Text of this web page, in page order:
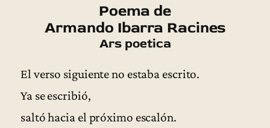
Poema de
Armando Ibarra Racines
Ars poetica
El verso siguiente no estaba escrito.
Ya se escribió,
saltó hacia el próximo escalón.